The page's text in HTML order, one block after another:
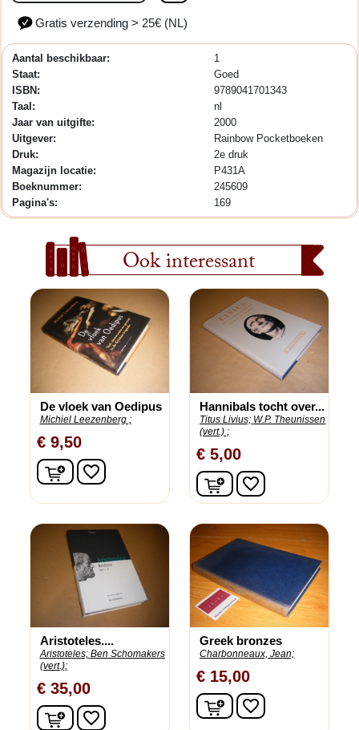
Gratis verzending > 25€ (NL)
Aantal beschikbaar:
1
Staat:
Goed
ISBN:
9789041701343
Taal:
nl
Jaar van uitgifte:
2000
Uitgever:
Rainbow Pocketboeken
Druk:
2e druk
Magazijn locatie:
P431A
Boeknummer:
245609
Pagina's:
169
Ook interessant
De vloek van Oedipus
Michiel Leezenberg ;
€ 9,50
In winkelwagen
favorite_border
Hannibals tocht over...
Titus Livius; W.P. Theunissen
(vert.) ;
€ 5,00
In winkelwagen
favorite_border
Aristoteles....
Aristoteles; Ben Schomakers
(vert.);
€ 35,00
In winkelwagen
favorite_border
Greek bronzes
Charbonneaux, Jean;
€ 15,00
In winkelwagen
favorite_border